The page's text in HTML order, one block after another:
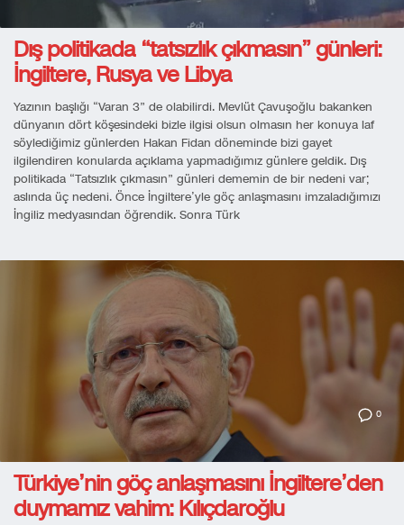
Dış politikada “tatsızlık çıkmasın” günleri:
İngiltere, Rusya ve Libya
Yazının başlığı “Varan 3” de olabilirdi. Mevlüt Çavuşoğlu bakanken
dünyanın dört köşesindeki bizle ilgisi olsun olmasın her konuya laf
söylediğimiz günlerden Hakan Fidan döneminde bizi gayet
ilgilendiren konularda açıklama yapmadığımız günlere geldik. Dış
politikada “Tatsızlık çıkmasın” günleri dememin de bir nedeni var;
aslında üç nedeni. Önce İngiltere’yle göç anlaşmasını imzaladığımızı
İngiliz medyasından öğrendik. Sonra Türk
0
Türkiye’nin göç anlaşmasını İngiltere’den
duymamız vahim: Kılıçdaroğlu